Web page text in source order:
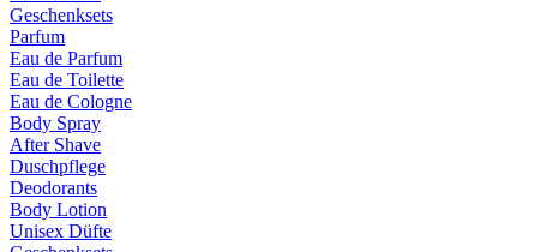
Geschenksets
Parfum
Eau de Parfum
Eau de Toilette
Eau de Cologne
Body Spray
After Shave
Duschpflege
Deodorants
Body Lotion
Unisex Düfte